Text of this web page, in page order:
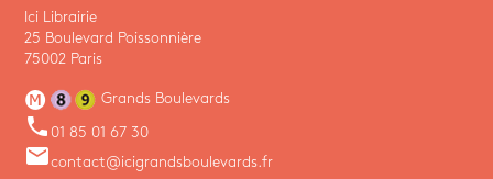
Ici Librairie
25 Boulevard Poissonnière
75002 Paris
Grands Boulevards
phone 01 85 01 67 30
emailcontact@icigrandsboulevards.fr